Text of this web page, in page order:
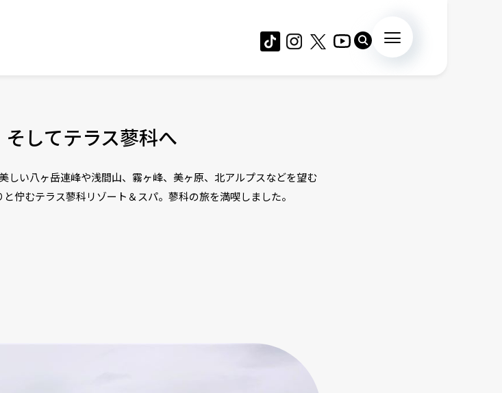
してテラス蓼科へ
い八ヶ岳連峰や浅間山、霧ヶ峰、美ヶ原、北アルプスなどを望む
佇むテラス蓼科リゾート＆スパ。蓼科の旅を満喫しました。